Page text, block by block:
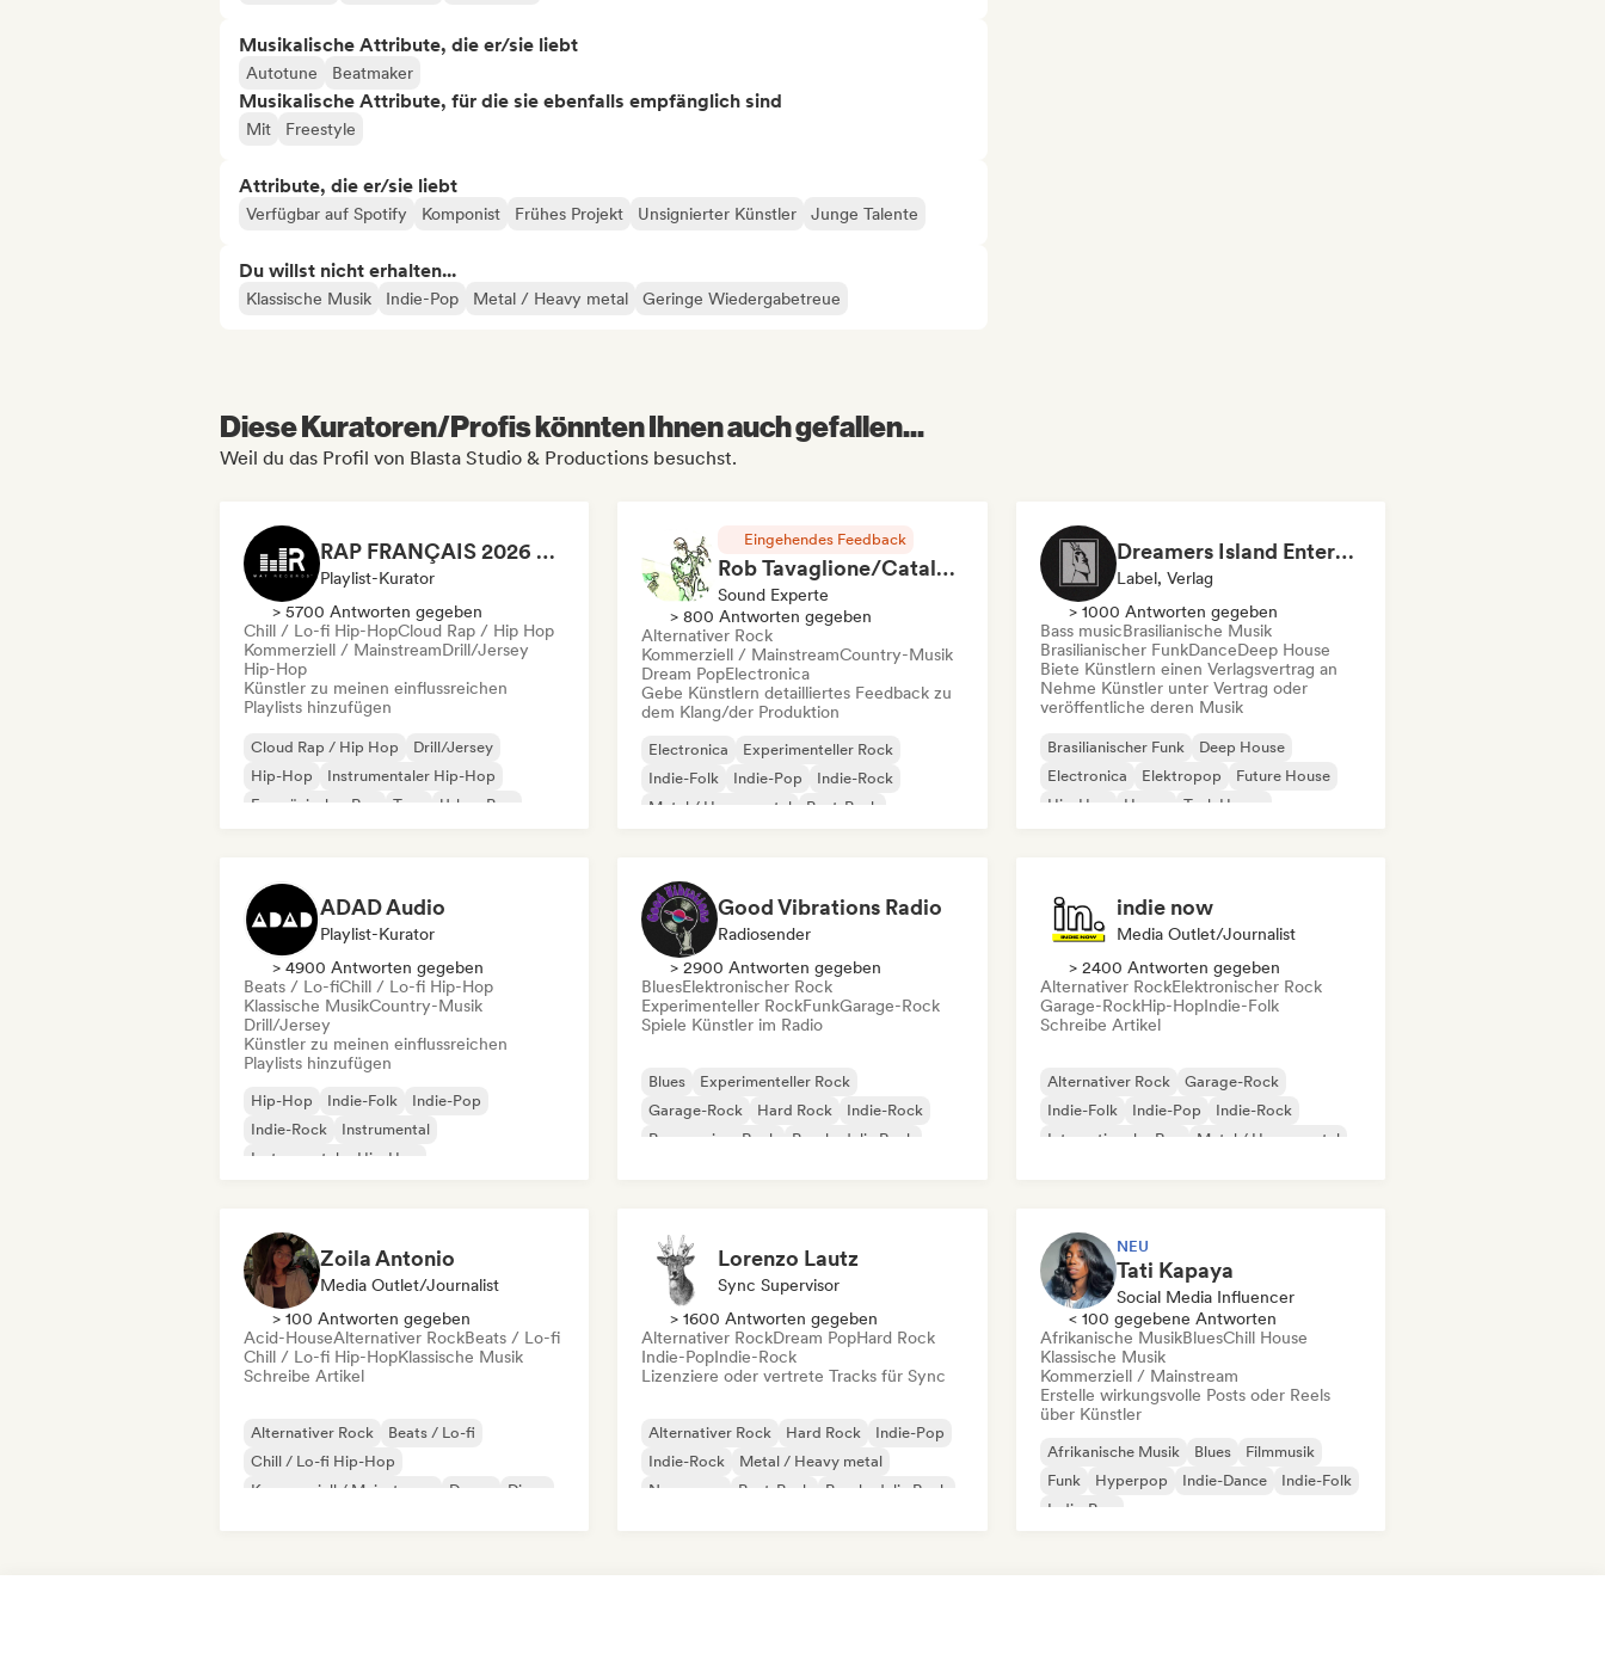
Musikalische Attribute, die er/sie liebt
Autotune Beatmaker
Musikalische Attribute, für die sie ebenfalls empfänglich sind
Mit Freestyle
Attribute, die er/sie liebt
Verfügbar auf Spotify Komponist Frühes Projekt Unsignierter Künstler Junge Talente
Du willst nicht erhalten...
Klassische Musik Indie-Pop Metal / Heavy metal Geringe Wiedergabetreue
Diese Kuratoren/Profis könnten Ihnen auch gefallen...
Weil du das Profil von Blasta Studio & Productions besuchst.
RAP FRANÇAIS 2026 🔥🇫🇷 (Way Records)
Playlist-Kurator
> 5700 Antworten gegeben
Chill / Lo-fi Hip-HopCloud Rap / Hip Hop
Kommerziell / MainstreamDrill/Jersey
Hip-Hop
Künstler zu meinen einflussreichen
Playlists hinzufügen
Cloud Rap / Hip Hop
Drill/Jersey
Hip-Hop
Instrumentaler Hip-Hop
Französischer Rap
Trap
Urban Pop
Eingehendes Feedback
Rob Tavaglione/Catalyst Recording
Sound Experte
> 800 Antworten gegeben
Alternativer Rock
Kommerziell / MainstreamCountry-Musik
Dream PopElectronica
Gebe Künstlern detailliertes Feedback zu
dem Klang/der Produktion
Electronica
Experimenteller Rock
Indie-Folk
Indie-Pop
Indie-Rock
Metal / Heavy metal
Post-Punk
Dreamers Island Entertainment
Label, Verlag
> 1000 Antworten gegeben
Bass musicBrasilianische Musik
Brasilianischer FunkDanceDeep House
Biete Künstlern einen Verlagsvertrag an
Nehme Künstler unter Vertrag oder
veröffentliche deren Musik
Brasilianischer Funk
Deep House
Electronica
Elektropop
Future House
Hip-Hop
House Tech House
ADAD Audio
Playlist-Kurator
> 4900 Antworten gegeben
Beats / Lo-fiChill / Lo-fi Hip-Hop
Klassische MusikCountry-Musik
Drill/Jersey
Künstler zu meinen einflussreichen
Playlists hinzufügen
Hip-Hop Indie-Folk
Indie-Pop
Indie-Rock
Instrumental
Instrumentaler Hip-Hop
Good Vibrations Radio
Radiosender
> 2900 Antworten gegeben
BluesElektronischer Rock
Experimenteller RockFunkGarage-Rock
Spiele Künstler im Radio
Blues
Experimenteller Rock
Garage-Rock
Hard Rock
Indie-Rock
Progressiver Rock
Psychedelic Rock
indie now
Media Outlet/Journalist
> 2400 Antworten gegeben
Alternativer RockElektronischer Rock
Garage-RockHip-HopIndie-Folk
Schreibe Artikel
Alternativer Rock
Garage-Rock
Indie-Folk
Indie-Pop
Indie-Rock
Internationaler Rap
Metal / Heavy metal
Zoila Antonio
Media Outlet/Journalist
> 100 Antworten gegeben
Acid-HouseAlternativer RockBeats / Lo-fi
Chill / Lo-fi Hip-HopKlassische Musik
Schreibe Artikel
Alternativer Rock
Beats / Lo-fi
Chill / Lo-fi Hip-Hop
Kommerziell / Mainstream
Dance
Disco
Lorenzo Lautz
Sync Supervisor
> 1600 Antworten gegeben
Alternativer RockDream PopHard Rock
Indie-PopIndie-Rock
Lizenziere oder vertrete Tracks für Sync
Alternativer Rock Hard Rock
Indie-Pop
Indie-Rock
Metal / Heavy metal
New wave
Post-Punk Psychedelic Rock
NEU
Tati Kapaya
Social Media Influencer
< 100 gegebene Antworten
Afrikanische MusikBluesChill House
Klassische Musik
Kommerziell / Mainstream
Erstelle wirkungsvolle Posts oder Reels
über Künstler
Afrikanische Musik Blues
Filmmusik
Funk
Hyperpop Indie-Dance
Indie-Folk
Indie-Pop